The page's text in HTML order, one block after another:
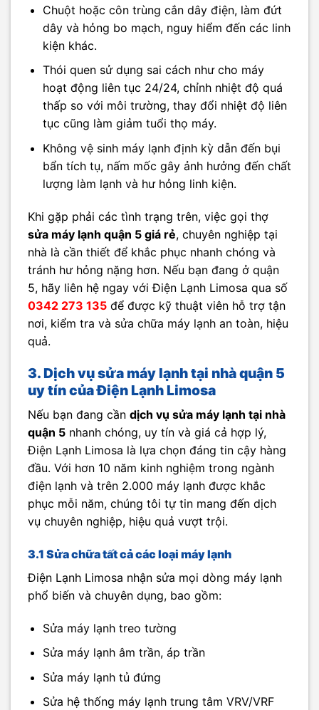
Chuột hoặc côn trùng cắn dây điện, làm đứt
dây và hỏng bo mạch, nguy hiểm đến các linh
kiện khác.
Thói quen sử dụng sai cách như cho máy
hoạt động liên tục 24/24, chỉnh nhiệt độ quá
thấp so với môi trường, thay đổi nhiệt độ liên
tục cũng làm giảm tuổi thọ máy.
Không vệ sinh máy lạnh định kỳ dẫn đến bụi
bẩn tích tụ, nấm mốc gây ảnh hưởng đến chất
lượng làm lạnh và hư hỏng linh kiện.
Khi gặp phải các tình trạng trên, việc gọi thợ
sửa máy lạnh quận 5 giá rẻ, chuyên nghiệp tại
nhà là cần thiết để khắc phục nhanh chóng và
tránh hư hỏng nặng hơn. Nếu bạn đang ở quận
5, hãy liên hệ ngay với Điện Lạnh Limosa qua số
0342 273 135 để được kỹ thuật viên hỗ trợ tận
nơi, kiểm tra và sửa chữa máy lạnh an toàn, hiệu
quả.
3. Dịch vụ sửa máy lạnh tại nhà quận 5
uy tín của Điện Lạnh Limosa
Nếu bạn đang cần dịch vụ sửa máy lạnh tại nhà
quận 5 nhanh chóng, uy tín và giá cả hợp lý,
Điện Lạnh Limosa là lựa chọn đáng tin cậy hàng
đầu. Với hơn 10 năm kinh nghiệm trong ngành
điện lạnh và trên 2.000 máy lạnh được khắc
phục mỗi năm, chúng tôi tự tin mang đến dịch
vụ chuyên nghiệp, hiệu quả vượt trội.
3.1 Sửa chữa tất cả các loại máy lạnh
Điện Lạnh Limosa nhận sửa mọi dòng máy lạnh
phổ biến và chuyên dụng, bao gồm:
Sửa máy lạnh treo tường
Sửa máy lạnh âm trần, áp trần
Sửa máy lạnh tủ đứng
Sửa hệ thống máy lạnh trung tâm VRV/VRF